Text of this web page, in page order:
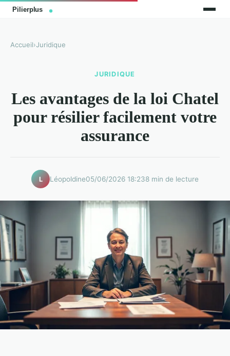
Accueil›Juridique
JURIDIQUE
Les avantages de la loi Chatel
pour résilier facilement votre
assurance
L Léopoldine05/06/2026 18:238 min de lecture